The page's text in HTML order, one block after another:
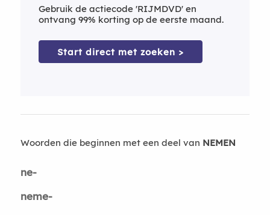
Gebruik de actiecode 'RIJMDVD' en
ontvang 99% korting op de eerste maand.
Start direct met zoeken >
Woorden die beginnen met een deel van NEMEN
ne-
neme-